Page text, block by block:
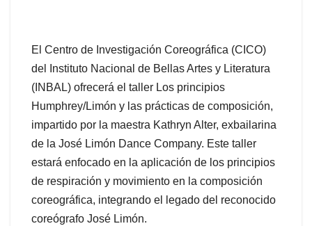
El Centro de Investigación Coreográfica (CICO)
del Instituto Nacional de Bellas Artes y Literatura
(INBAL) ofrecerá el taller Los principios
Humphrey/Limón y las prácticas de composición,
impartido por la maestra Kathryn Alter, exbailarina
de la José Limón Dance Company. Este taller
estará enfocado en la aplicación de los principios
de respiración y movimiento en la composición
coreográfica, integrando el legado del reconocido
coreógrafo José Limón.